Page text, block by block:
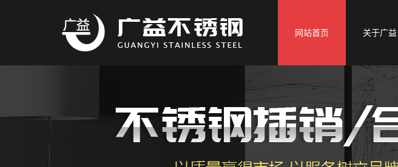
网站首页 关于广益